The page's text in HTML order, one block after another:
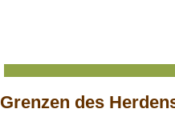
Grenzen des